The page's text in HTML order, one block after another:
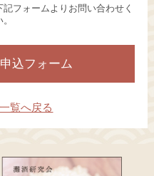
フォームよりお問い合わせく
込フォーム
覧へ戻る